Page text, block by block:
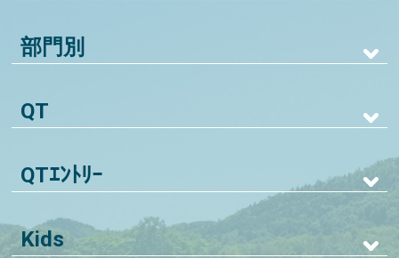
部門別
QT
QTｴﾝﾄﾘｰ
Kids